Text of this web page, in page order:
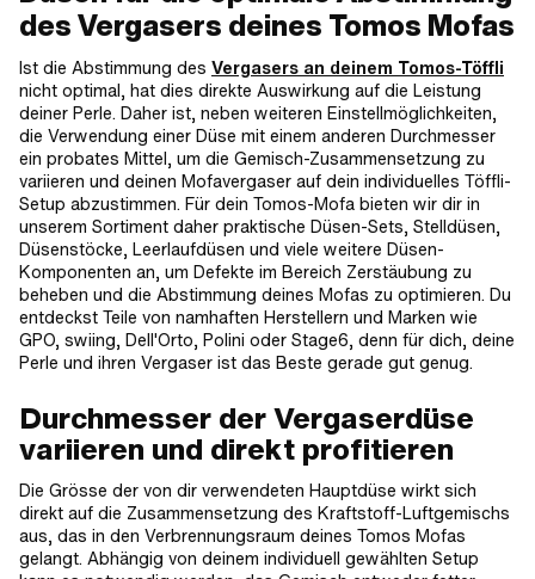
des Vergasers deines Tomos Mofas
Ist die Abstimmung des Vergasers an deinem Tomos-Töffli
nicht optimal, hat dies direkte Auswirkung auf die Leistung
deiner Perle. Daher ist, neben weiteren Einstellmöglichkeiten,
die Verwendung einer Düse mit einem anderen Durchmesser
ein probates Mittel, um die Gemisch-Zusammensetzung zu
variieren und deinen Mofavergaser auf dein individuelles Töffli-
Setup abzustimmen. Für dein Tomos-Mofa bieten wir dir in
unserem Sortiment daher praktische Düsen-Sets, Stelldüsen,
Düsenstöcke, Leerlaufdüsen und viele weitere Düsen-
Komponenten an, um Defekte im Bereich Zerstäubung zu
beheben und die Abstimmung deines Mofas zu optimieren. Du
entdeckst Teile von namhaften Herstellern und Marken wie
GPO, swiing, Dell'Orto, Polini oder Stage6, denn für dich, deine
Perle und ihren Vergaser ist das Beste gerade gut genug.
Durchmesser der Vergaserdüse
variieren und direkt profitieren
Die Grösse der von dir verwendeten Hauptdüse wirkt sich
direkt auf die Zusammensetzung des Kraftstoff-Luftgemischs
aus, das in den Verbrennungsraum deines Tomos Mofas
gelangt. Abhängig von deinem individuell gewählten Setup